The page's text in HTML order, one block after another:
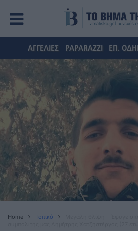
ΑΓΓΕΛΙΕΣ PAPARAZZI ΕΠ.
Home Τοπικά